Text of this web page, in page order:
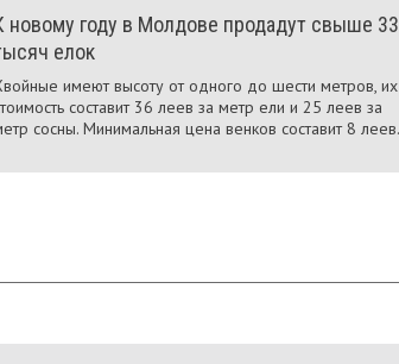
новому году в Молдове продадут свыше 33
елок
имеют высоту от одного до шести метров, их
составит 36 леев за метр ели и 25 леев за
сосны. Минимальная цена венков составит 8 леев.